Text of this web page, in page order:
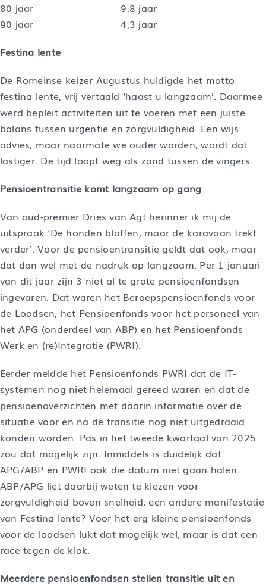
80 jaar 9,8 jaar
90 jaar 4,3 jaar
Festina lente
De Romeinse keizer Augustus huldigde het motto
festina lente, vrij vertaald ‘haast u langzaam’. Daarmee
werd bepleit activiteiten uit te voeren met een juiste
balans tussen urgentie en zorgvuldigheid. Een wijs
advies, maar naarmate we ouder worden, wordt dat
lastiger. De tijd loopt weg als zand tussen de vingers.
Pensioentransitie komt langzaam op gang
Van oud-premier Dries van Agt herinner ik mij de
uitspraak ‘De honden blaffen, maar de karavaan trekt
verder’. Voor de pensioentransitie geldt dat ook, maar
dat dan wel met de nadruk op langzaam. Per 1 januari
van dit jaar zijn 3 niet al te grote pensioenfondsen
ingevaren. Dat waren het Beroepspensioenfonds voor
de Loodsen, het Pensioenfonds voor het personeel van
het APG (onderdeel van ABP) en het Pensioenfonds
Werk en (re)Integratie (PWRI).
Eerder meldde het Pensioenfonds PWRI dat de IT-
systemen nog niet helemaal gereed waren en dat de
pensioenoverzichten met daarin informatie over de
situatie voor en na de transitie nog niet uitgedraaid
konden worden. Pas in het tweede kwartaal van 2025
zou dat mogelijk zijn. Inmiddels is duidelijk dat
APG/ABP en PWRI ook die datum niet gaan halen.
ABP/APG liet daarbij weten te kiezen voor
zorgvuldigheid boven snelheid; een andere manifestatie
van Festina lente? Voor het erg kleine pensioenfonds
voor de loodsen lukt dat mogelijk wel, maar is dat een
race tegen de klok.
Meerdere pensioenfondsen stellen transitie uit en